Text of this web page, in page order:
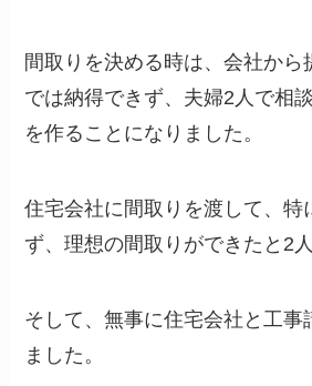
間取りを決める時は、会社から
では納得できず、夫婦2人で相
を作ることになりました。
住宅会社に間取りを渡して、特
ず、理想の間取りができたと2
そして、無事に住宅会社と工事
ました。